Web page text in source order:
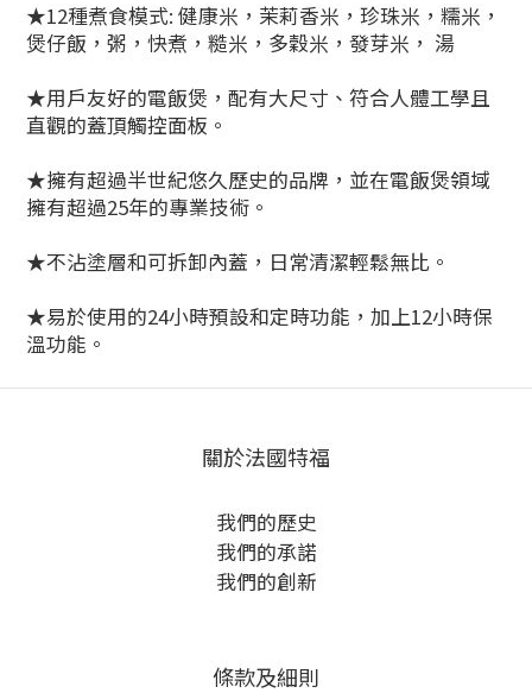
★12種煮食模式: 健康米，茉莉香米，珍珠米，糯米，
煲仔飯，粥，快煮，糙米，多穀米，發芽米， 湯
★用戶友好的電飯煲，配有大尺寸、符合人體工學且
直觀的蓋頂觸控面板。
★擁有超過半世紀悠久歷史的品牌，並在電飯煲領域
擁有超過25年的專業技術。
★不沾塗層和可拆卸內蓋，日常清潔輕鬆無比。
★易於使用的24小時預設和定時功能，加上12小時保
溫功能。
關於法國特福
我們的歷史
我們的承諾
我們的創新
條款及細則